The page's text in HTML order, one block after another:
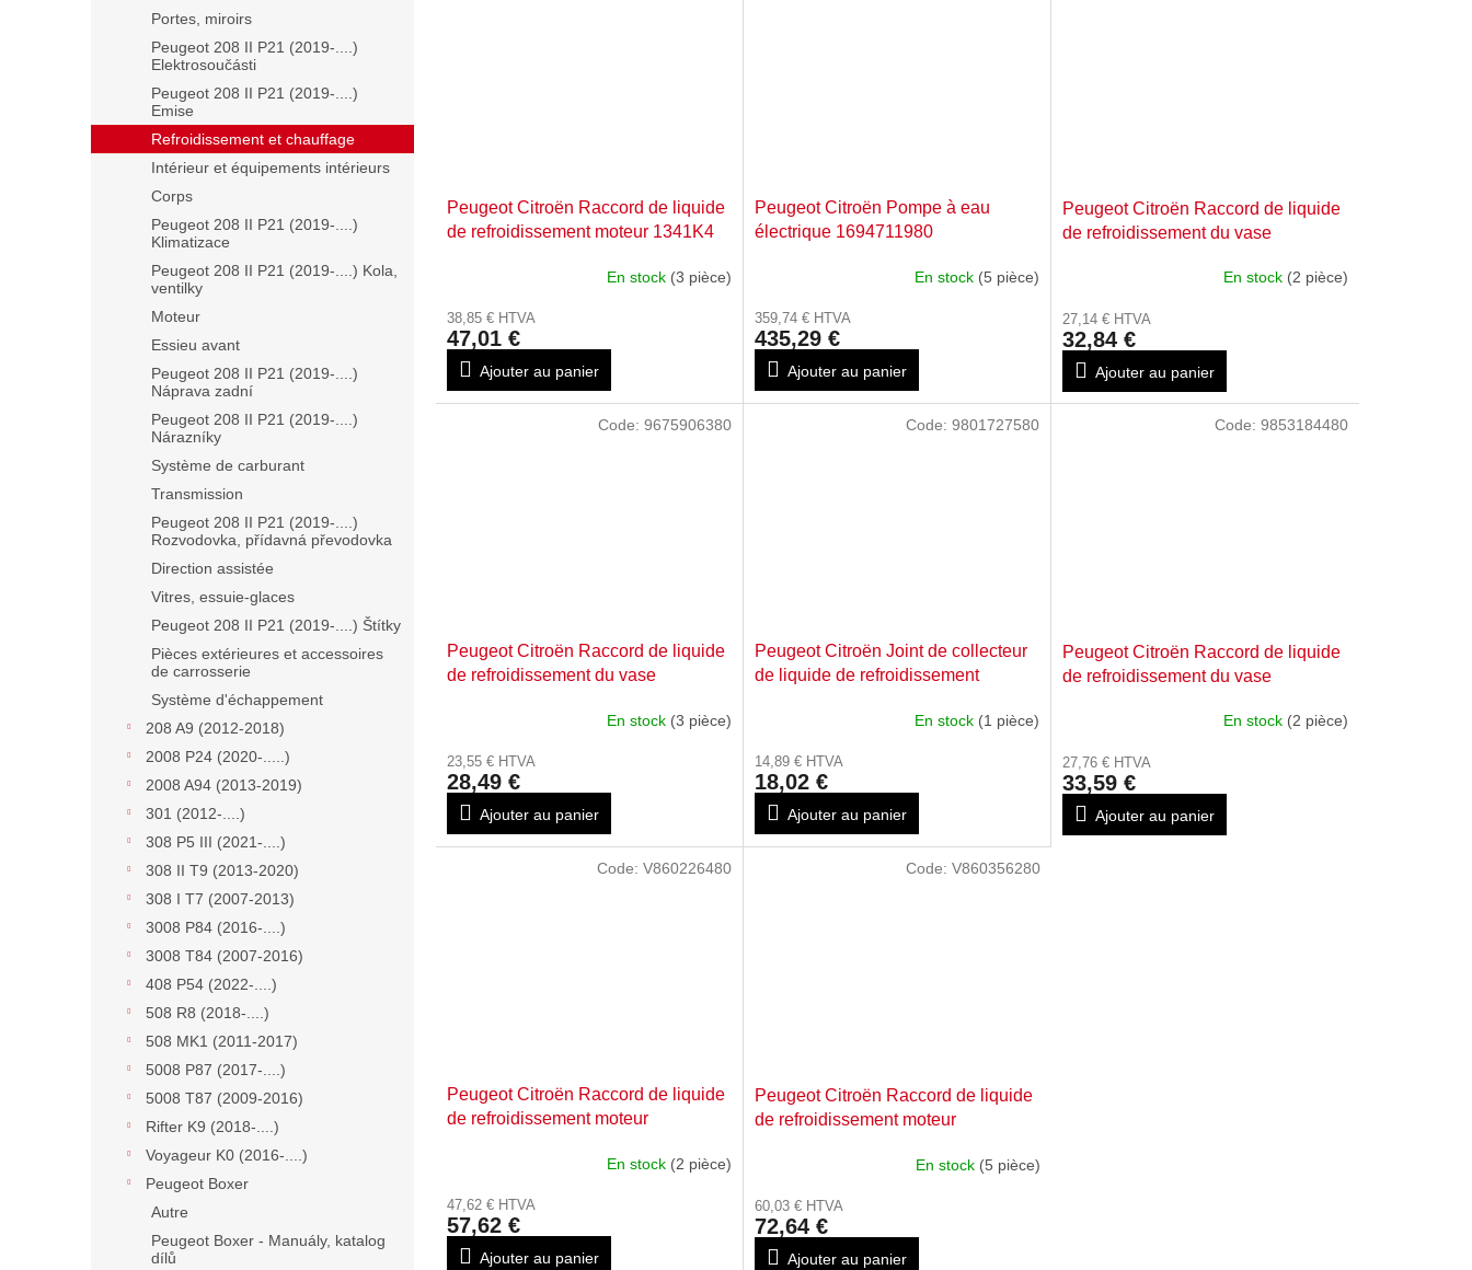
Portes, miroirs
Peugeot 208 II P21 (2019-....)
Elektrosoučásti
Peugeot 208 II P21 (2019-....)
Emise
Refroidissement et chauffage
Intérieur et équipements intérieurs
Corps
Peugeot 208 II P21 (2019-....)
Klimatizace
Peugeot 208 II P21 (2019-....) Kola,
ventilky
Moteur
Essieu avant
Peugeot 208 II P21 (2019-....)
Náprava zadní
Peugeot 208 II P21 (2019-....)
Nárazníky
Système de carburant
Transmission
Peugeot 208 II P21 (2019-....)
Rozvodovka, přídavná převodovka
Direction assistée
Vitres, essuie-glaces
Peugeot 208 II P21 (2019-....) Štítky
Pièces extérieures et accessoires
de carrosserie
Système d'échappement
208 A9 (2012-2018)
2008 P24 (2020-.....)
2008 A94 (2013-2019)
301 (2012-....)
308 P5 III (2021-....)
308 II T9 (2013-2020)
308 I T7 (2007-2013)
3008 P84 (2016-....)
3008 T84 (2007-2016)
408 P54 (2022-....)
508 R8 (2018-....)
508 MK1 (2011-2017)
5008 P87 (2017-....)
5008 T87 (2009-2016)
Rifter K9 (2018-....)
Voyageur K0 (2016-....)
Peugeot Boxer
Autre
Peugeot Boxer - Manuály, katalog
dílů
Peugeot Citroën Raccord de liquide
de refroidissement moteur 1341K4
En stock (3 pièce)
38,85 € HTVA
47,01 €
Ajouter au panier
Peugeot Citroën Pompe à eau
électrique 1694711980
En stock (5 pièce)
359,74 € HTVA
435,29 €
Ajouter au panier
Peugeot Citroën Raccord de liquide
de refroidissement du vase
En stock (2 pièce)
27,14 € HTVA
32,84 €
Ajouter au panier
Peugeot Citroën Raccord de liquide
de refroidissement du vase
En stock (3 pièce)
23,55 € HTVA
28,49 €
Ajouter au panier
Code: 9675906380
Peugeot Citroën Joint de collecteur
de liquide de refroidissement
En stock (1 pièce)
14,89 € HTVA
18,02 €
Ajouter au panier
Code: 9801727580
Peugeot Citroën Raccord de liquide
de refroidissement du vase
En stock (2 pièce)
27,76 € HTVA
33,59 €
Ajouter au panier
Code: 9853184480
Peugeot Citroën Raccord de liquide
de refroidissement moteur
En stock (2 pièce)
47,62 € HTVA
57,62 €
Ajouter au panier
Code: V860226480
Peugeot Citroën Raccord de liquide
de refroidissement moteur
En stock (5 pièce)
60,03 € HTVA
72,64 €
Ajouter au panier
Code: V860356280